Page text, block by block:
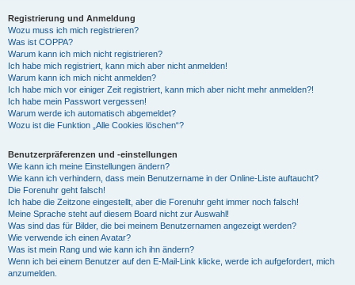
Registrierung und Anmeldung
Wozu muss ich mich registrieren?
Was ist COPPA?
Warum kann ich mich nicht registrieren?
Ich habe mich registriert, kann mich aber nicht anmelden!
Warum kann ich mich nicht anmelden?
Ich habe mich vor einiger Zeit registriert, kann mich aber nicht mehr anmelden?!
Ich habe mein Passwort vergessen!
Warum werde ich automatisch abgemeldet?
Wozu ist die Funktion „Alle Cookies löschen“?
Benutzerpräferenzen und -einstellungen
Wie kann ich meine Einstellungen ändern?
Wie kann ich verhindern, dass mein Benutzername in der Online-Liste auftaucht?
Die Forenuhr geht falsch!
Ich habe die Zeitzone eingestellt, aber die Forenuhr geht immer noch falsch!
Meine Sprache steht auf diesem Board nicht zur Auswahl!
Was sind das für Bilder, die bei meinem Benutzernamen angezeigt werden?
Wie verwende ich einen Avatar?
Was ist mein Rang und wie kann ich ihn ändern?
Wenn ich bei einem Benutzer auf den E-Mail-Link klicke, werde ich aufgefordert, mich
anzumelden.